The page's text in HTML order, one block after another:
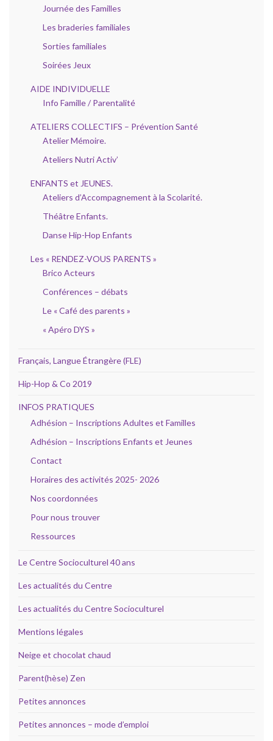
Journée des Familles
Les braderies familiales
Sorties familiales
Soirées Jeux
AIDE INDIVIDUELLE
Info Famille / Parentalité
ATELIERS COLLECTIFS – Prévention Santé
Atelier Mémoire.
Ateliers Nutri Activ’
ENFANTS et JEUNES.
Ateliers d’Accompagnement à la Scolarité.
Théâtre Enfants.
Danse Hip-Hop Enfants
Les « RENDEZ-VOUS PARENTS »
Brico Acteurs
Conférences – débats
Le « Café des parents »
« Apéro DYS »
Français, Langue Étrangère (FLE)
Hip-Hop & Co 2019
INFOS PRATIQUES
Adhésion – Inscriptions Adultes et Familles
Adhésion – Inscriptions Enfants et Jeunes
Contact
Horaires des activités 2025- 2026
Nos coordonnées
Pour nous trouver
Ressources
Le Centre Socioculturel 40 ans
Les actualités du Centre
Les actualités du Centre Socioculturel
Mentions légales
Neige et chocolat chaud
Parent(hèse) Zen
Petites annonces
Petites annonces – mode d’emploi